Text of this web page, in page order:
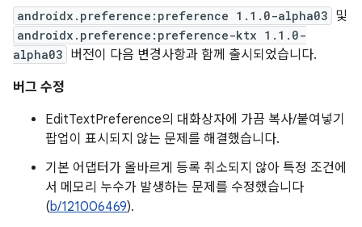
androidx.preference:preference 1.1.0-alpha03 및
androidx.preference:preference-ktx 1.1.0-
alpha03 버전이 다음 변경사항과 함께 출시되었습니다.
버그 수정
EditTextPreference의 대화상자에 가끔 복사/붙여넣기
팝업이 표시되지 않는 문제를 해결했습니다.
기본 어댑터가 올바르게 등록 취소되지 않아 특정 조건에
서 메모리 누수가 발생하는 문제를 수정했습니다
(b/121006469).